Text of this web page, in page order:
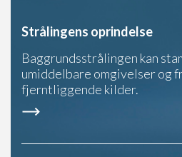
Strålingens oprindelse
Baggrundsstrålingen kan
umiddelbare omgivelser og
fjerntliggende kilder.